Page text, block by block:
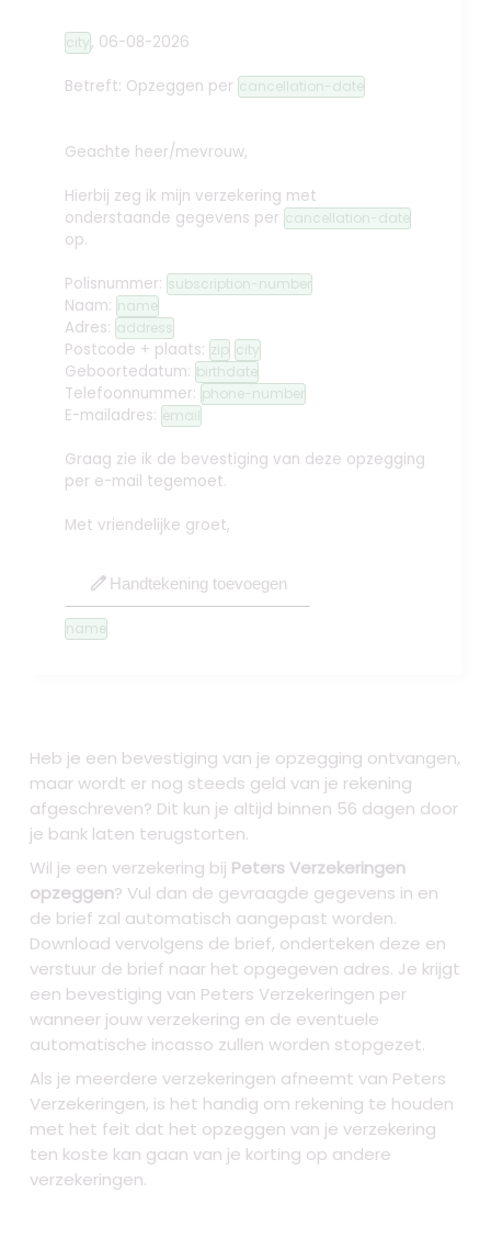
city, 06-08-2026
Betreft: Opzeggen per cancellation-date
Geachte heer/mevrouw,
Hierbij zeg ik mijn verzekering met
onderstaande gegevens per cancellation-date
op.
Polisnummer: subscription-number
Naam: name
Adres: address
Postcode + plaats: zip city
Geboortedatum: birthdate
Telefoonnummer: phone-number
E-mailadres: email
Graag zie ik de bevestiging van deze opzegging
per e-mail tegemoet.
Met vriendelijke groet,
edit Handtekening toevoegen
name
Heb je een bevestiging van je opzegging ontvangen,
maar wordt er nog steeds geld van je rekening
afgeschreven? Dit kun je altijd binnen 56 dagen door
je bank laten terugstorten.
Wil je een verzekering bij Peters Verzekeringen
opzeggen? Vul dan de gevraagde gegevens in en
de brief zal automatisch aangepast worden.
Download vervolgens de brief, onderteken deze en
verstuur de brief naar het opgegeven adres. Je krijgt
een bevestiging van Peters Verzekeringen per
wanneer jouw verzekering en de eventuele
automatische incasso zullen worden stopgezet.
Als je meerdere verzekeringen afneemt van Peters
Verzekeringen, is het handig om rekening te houden
met het feit dat het opzeggen van je verzekering
ten koste kan gaan van je korting op andere
verzekeringen.